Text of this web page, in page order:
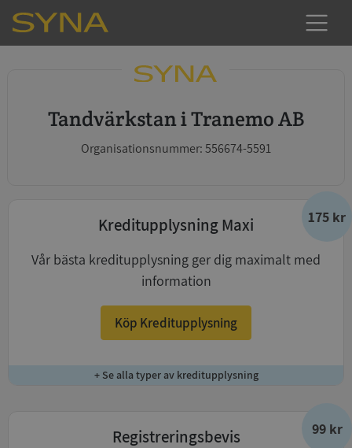
Tandvärkstan i Tranemo AB
Organisationsnummer: 556674-5591
175 kr
Kreditupplysning Maxi
Vår bästa kreditupplysning ger dig maximalt med
information
Köp Kreditupplysning
+ Se alla typer av kreditupplysning
99 kr
Registreringsbevis